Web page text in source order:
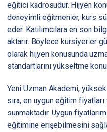
eğitici kadrosudur. Hijyen
deneyimli eğitmenler, kurs
eder. Katılımcılara en son
aktarır. Böylece kursiyerler
olarak hijyen konusunda
standartlarını yükseltme
Yeni Uzman Akademi,
sıra, en uygun eğitim
sunmaktadır. Uygun
eğitimine erişebilmesini